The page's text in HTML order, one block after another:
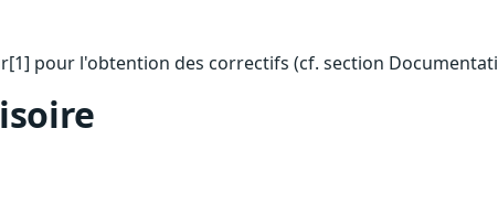
pour l'obtention des correctifs (cf. section